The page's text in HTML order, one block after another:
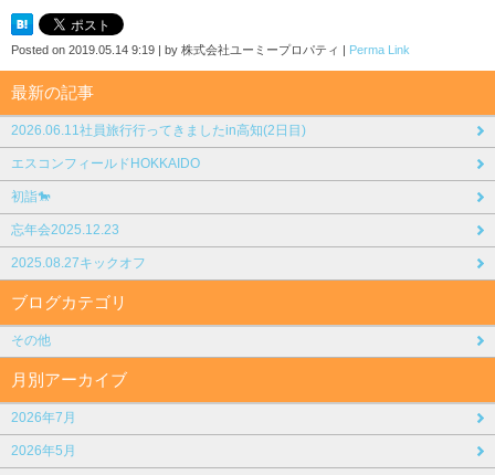
Posted on 2019.05.14 9:19 by 株式会社ユーミープロパティ Perma Link
最新の記事
2026.06.11社員旅行行ってきましたin高知(2日目)
エスコンフィールドHOKKAIDO
初詣🐎
忘年会2025.12.23
2025.08.27キックオフ
ブログカテゴリ
その他
月別アーカイブ
2026年7月
2026年5月